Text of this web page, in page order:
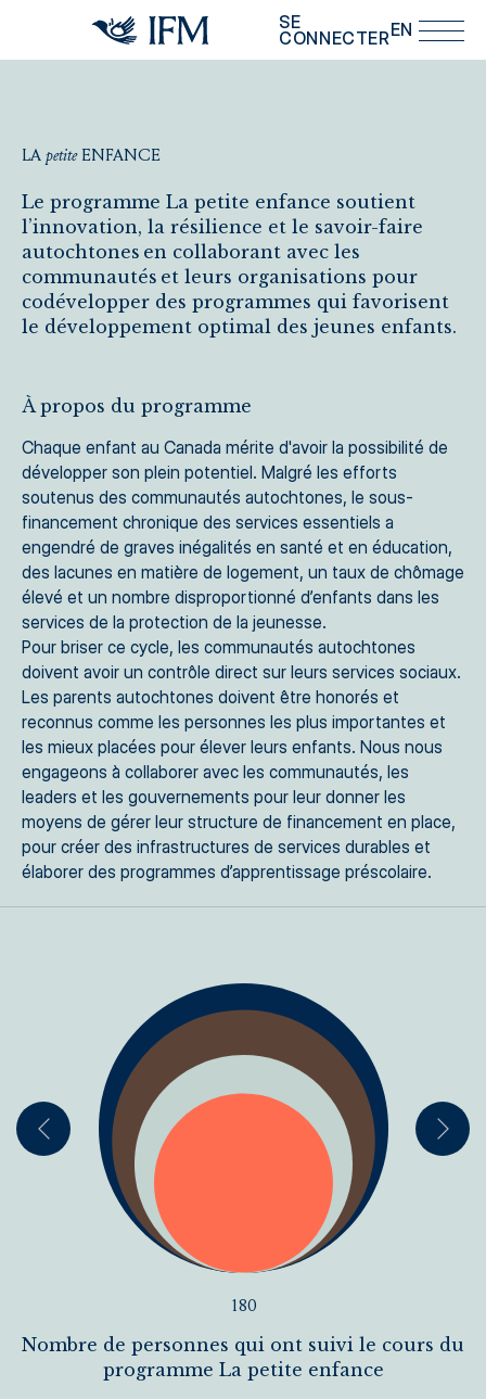
Aller au contenu principal SE
CONNECTEREN
La petite enfance
LA petite ENFANCE
Le programme La petite enfance soutient
l’innovation, la résilience et le savoir-faire
autochtones en collaborant avec les
communautés et leurs organisations pour
codévelopper des programmes qui favorisent
le développement optimal des jeunes enfants.
À propos du programme
Chaque enfant au Canada mérite d'avoir la possibilité de
développer son plein potentiel. Malgré les efforts
soutenus des communautés autochtones, le sous-
financement chronique des services essentiels a
engendré de graves inégalités en santé et en éducation,
des lacunes en matière de logement, un taux de chômage
élevé et un nombre disproportionné d’enfants dans les
services de la protection de la jeunesse.
Pour briser ce cycle, les communautés autochtones
doivent avoir un contrôle direct sur leurs services sociaux.
Les parents autochtones doivent être honorés et
reconnus comme les personnes les plus importantes et
les mieux placées pour élever leurs enfants. Nous nous
engageons à collaborer avec les communautés, les
leaders et les gouvernements pour leur donner les
moyens de gérer leur structure de financement en place,
pour créer des infrastructures de services durables et
élaborer des programmes d’apprentissage préscolaire.
180
Nombre de personnes qui ont suivi le cours du
programme La petite enfance